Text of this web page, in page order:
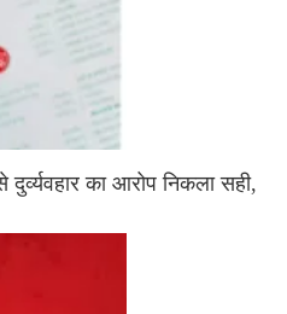
का आरोप निकला सही,